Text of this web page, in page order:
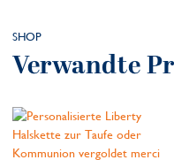
SHOP
Verwandte